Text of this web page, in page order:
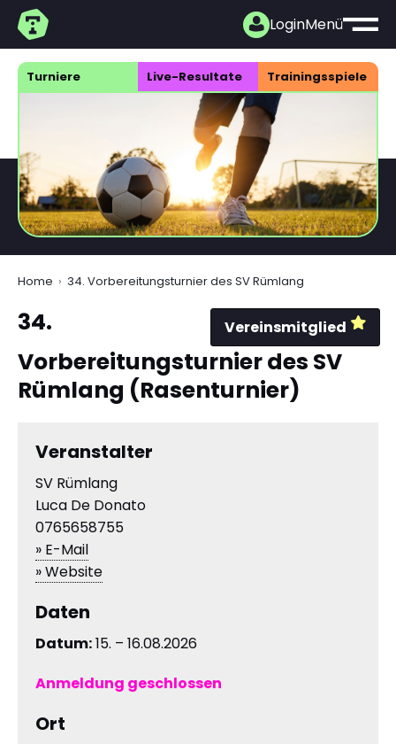
LoginMenü
Turniere Live-Resultate Trainings­spiele
Home 34. Vorbereitungsturnier des SV Rümlang
Vereinsmitglied
34.
Vorbereitungsturnier des SV
Rümlang (Rasenturnier)
Veranstalter
SV Rümlang
Luca De Donato
0765658755
» E-Mail
» Website
Daten
Datum:15. – 16.08.2026
Anmeldung geschlossen
Ort